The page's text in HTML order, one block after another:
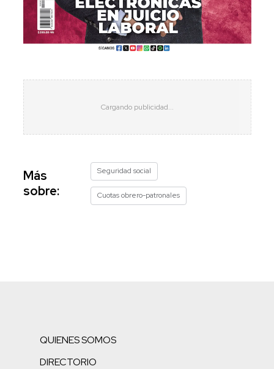
Más
sobre:
Seguridad social
Cuotas obrero-patronales
QUIENES SOMOS
DIRECTORIO